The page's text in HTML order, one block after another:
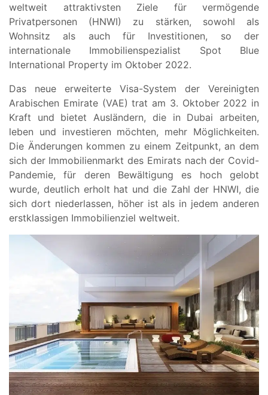
weltweit attraktivsten Ziele für vermögende
Privatpersonen (HNWI) zu stärken, sowohl als
Wohnsitz als auch für Investitionen, so der
internationale Immobilienspezialist Spot Blue
International Property im Oktober 2022.
Das neue erweiterte Visa-System der Vereinigten
Arabischen Emirate (VAE) trat am 3. Oktober 2022 in
Kraft und bietet Ausländern, die in Dubai arbeiten,
leben und investieren möchten, mehr Möglichkeiten.
Die Änderungen kommen zu einem Zeitpunkt, an dem
sich der Immobilienmarkt des Emirats nach der Covid-
Pandemie, für deren Bewältigung es hoch gelobt
wurde, deutlich erholt hat und die Zahl der HNWI, die
sich dort niederlassen, höher ist als in jedem anderen
erstklassigen Immobilienziel weltweit.